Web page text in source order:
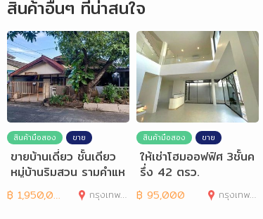
สินค้าอื่นๆ ที่น่าสนใจ
สินค้ามือสอง ขาย
ขายบ้านเดี่ยว ชั้นเดียว
หมู่บ้านริมสวน รามคำแห
ง 148
฿ 1,950,000 กรุงเทพมหานคร
สินค้ามือสอง ขาย
ให้เช่าโฮมออฟฟิศ 3ชั้นค
รึ่ง 42 ตรว.
฿ 95,000 กรุงเทพมหานคร